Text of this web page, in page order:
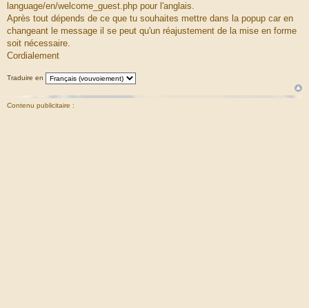
g
e
language/en/welcome_guest.php pour l'anglais.
Après tout dépends de ce que tu souhaites mettre dans la popup car en
changeant le message il se peut qu'un réajustement de la mise en forme
soit nécessaire.
Cordialement
Traduire en
Contenu publicitaire :